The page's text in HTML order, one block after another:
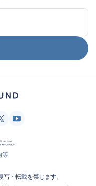
等
・転載を禁じます。